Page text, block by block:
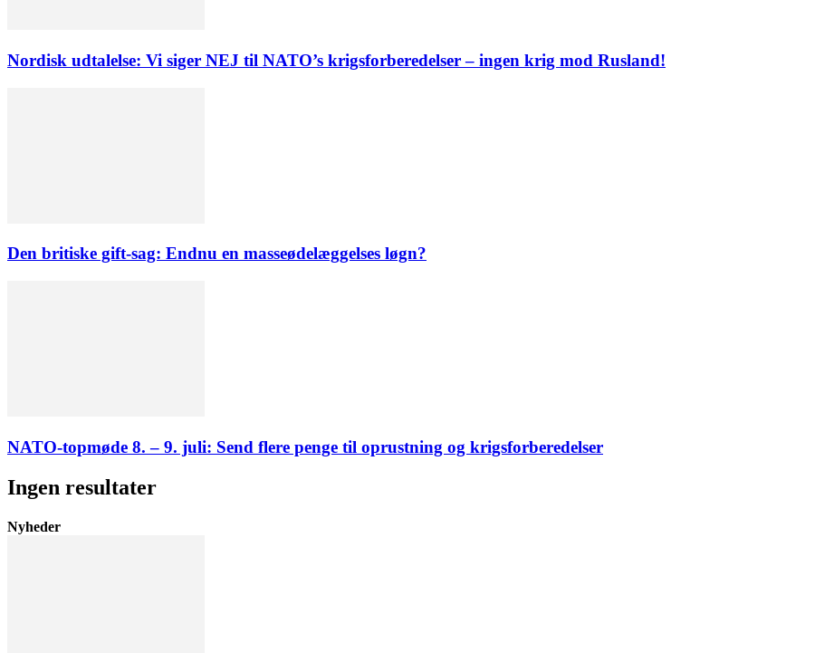
Nordisk udtalelse: Vi siger NEJ til NATO’s krigsforberedelser – ingen krig mod Rusland!
Den britiske gift-sag: Endnu en masseødelæggelses løgn?
NATO-topmøde 8. – 9. juli: Send flere penge til oprustning og krigsforberedelser
Ingen resultater
Nyheder